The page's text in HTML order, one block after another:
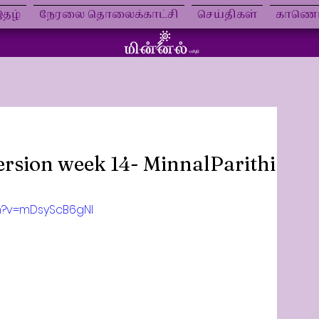
நேரலை தொலைக்காட்சி செய்திகள்
week 14- MinnalParithi